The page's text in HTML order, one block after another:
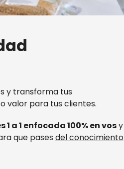
y transforma tus
valor para tus clientes.
1 a 1 enfocada 100% en vosy
que pases del conocimiento